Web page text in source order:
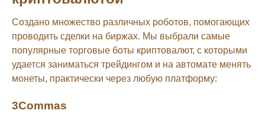
Создано множество различных роботов, помогающих
проводить сделки на биржах. Мы выбрали самые
популярные торговые боты криптовалют, с которыми
удается заниматься трейдингом и на автомате менять
монеты, практически через любую платформу:
3Commas